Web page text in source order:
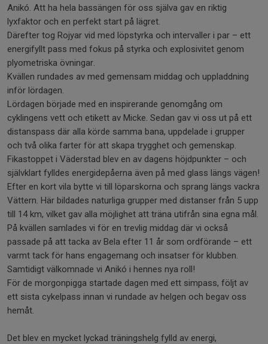
Anikó. Att ha hela bassängen för oss själva gav en riktig
lyxfaktor och en perfekt start på lägret.
Därefter tog Rojyar vid med löpstyrka och intervaller i par – ett
energifyllt pass med fokus på styrka och explosivitet genom
plyometriska övningar.
Kvällen rundades av med gemensam middag och uppladdning
inför lördagen.
Lördagen började med en inspirerande genomgång om
cyklingens vett och etikett av Micke. Sedan gav vi oss ut på ett
distanspass där alla körde samma bana, uppdelade i grupper
och två olika farter för att skapa trygghet och gemenskap.
Fikastoppet i Väderstad blev en av dagens höjdpunkter – och
självklart fylldes energidepåerna även på med glass längs vägen!
Efter en kort vila bytte vi till löparskorna och sprang längs vackra
Vättern. Här bildades naturliga grupper med distanser från 5 upp
till 14 km, vilket gav alla möjlighet att träna utifrån sina egna mål.
På kvällen samlades vi för en trevlig middag där vi också
passade på att tacka av Bela efter 11 år som ordförande – ett
varmt tack för hans engagemang och insatser för klubben.
Samtidigt välkomnade vi Anikó i hennes nya roll!
För de morgonpigga startade dagen med ett simpass, följt av
ett sista cykelpass innan vi rundade av helgen och begav oss
hemåt.
Det blev en mycket lyckad träningshelg fylld av energi,